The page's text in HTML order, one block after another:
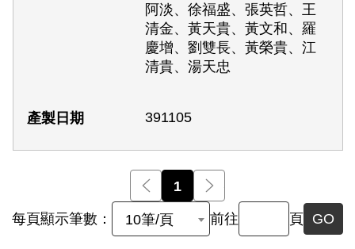
阿淡、徐福盛、張英哲、王
清金、黃天貴、黃文和、羅
慶增、劉雙長、黃榮貴、江
清貴、湯天忠
391105
前一頁
1
每頁顯示筆數： 10筆/頁 前往 頁 GO